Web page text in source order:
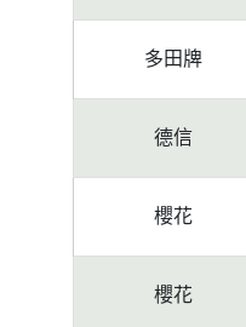
多田牌
德信
櫻花
櫻花